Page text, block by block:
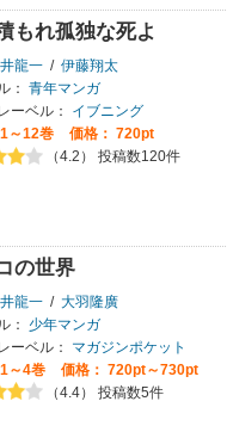
もれ孤独な死よ
井龍一 / 伊藤翔太
： 青年マンガ
ーベル：
イブニング
1～12巻
価格： 720pt
（4.2） 投稿数120件
の世界
井龍一 / 大羽隆廣
：
少年マンガ
ーベル：
マガジンポケット
1～4巻
価格： 720pt～730pt
（4.4） 投稿数5件